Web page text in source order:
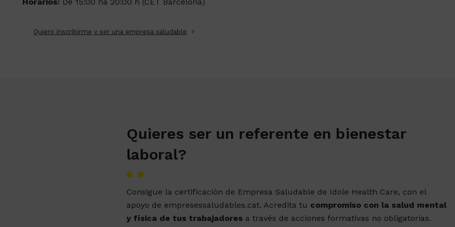
Quiero inscribirme y ser una empresa saludable
Quieres ser un referente en bienestar
laboral?
Consigue la certificación de Empresa Saludable de Idole Health Care, con el
apoyo de empresessaludables.cat. Acredita tu compromiso con la salud mental
y física de tus trabajadores a través de acciones formativas no obligatorias.